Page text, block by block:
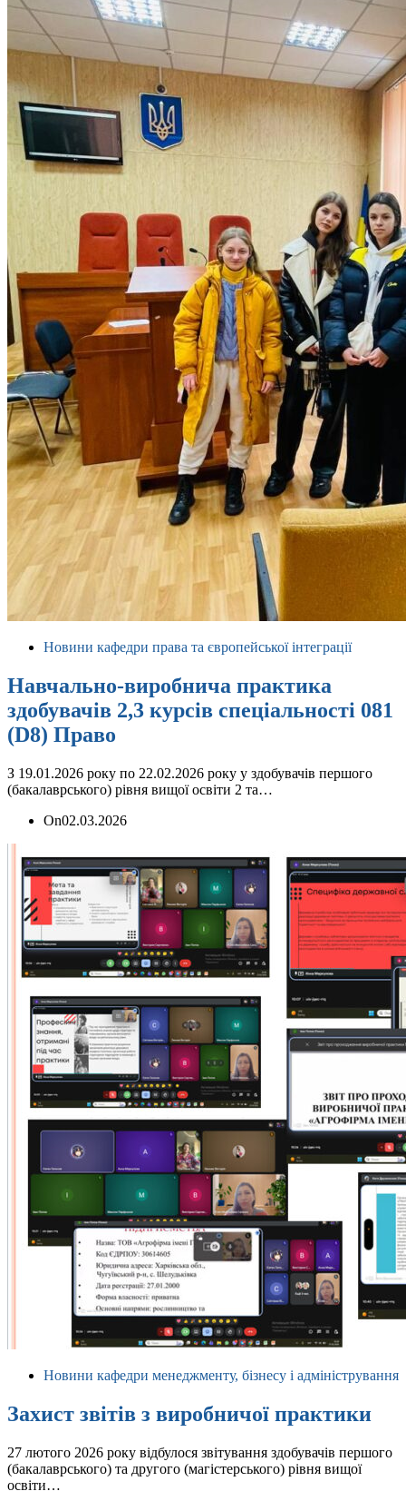
Новини кафедри права та європейської інтеграції
Навчально-виробнича практика
здобувачів 2,3 курсів спеціальності 081
(D8) Право
З 19.01.2026 року по 22.02.2026 року у здобувачів першого
(бакалаврського) рівня вищої освіти 2 та…
On02.03.2026
Новини кафедри менеджменту, бізнесу і адміністрування
Захист звітів з виробничої практики
27 лютого 2026 року відбулося звітування здобувачів першого
(бакалаврського) та другого (магістерського) рівня вищої
освіти…